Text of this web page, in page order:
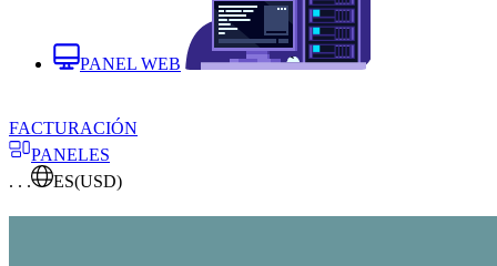
PANEL WEB
FACTURACIÓN
PANELES
. . .
ES(USD)